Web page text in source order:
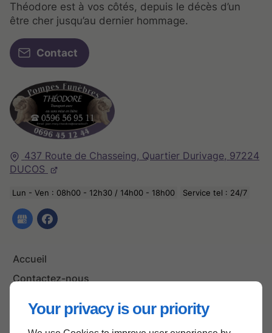
Your privacy is our priority
437 Route de Chasseing, Quartier Durivage, 97224
DUCOS
Lun - Ven : 08h00 - 12h30 / 14h00 - 18h00 Service tel : 24/7
Accueil
Contactez-nous
Plan du site
Théodore est à vos côtés, depuis le décès d’un
être cher jusqu’au dernier hommage.
Contact